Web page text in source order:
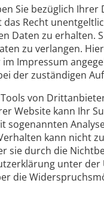
Sie bezüglich Ihrer
das Recht
Daten zu erhalten.
zu verlangen.
Impressum
der zuständigen
von
Website kann Ihr
sogenannten
kann nicht
sie durch die
unter der
die